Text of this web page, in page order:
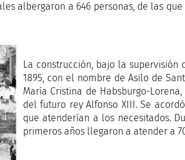
albergaron a 646 personas, de las
La construcción, bajo la
1895, con el nombre de Asilo de
María Cristina de Habsburgo-
del futuro rey Alfonso XIII. Se
que atenderían a los necesitados.
primeros años llegaron a atender a